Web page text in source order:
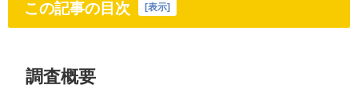
この記事の目次 [表示]
調査概要